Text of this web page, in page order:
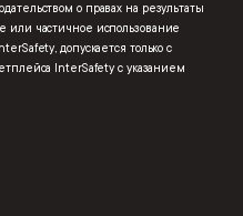
о правах на результаты
или частичное использование
допускается только с
InterSafety с указанием